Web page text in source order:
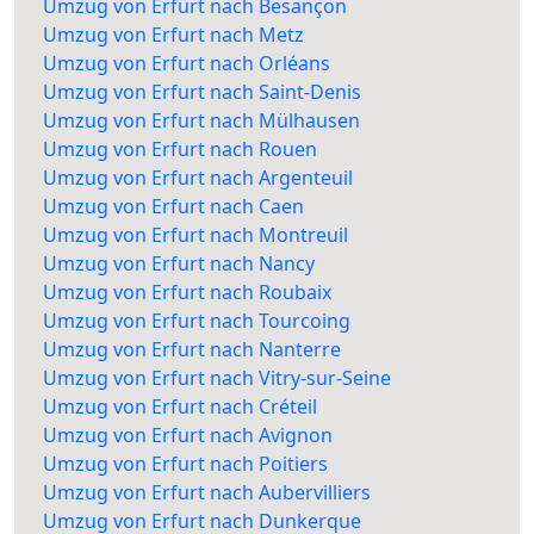
Umzug von Erfurt nach Besançon
Umzug von Erfurt nach Metz
Umzug von Erfurt nach Orléans
Umzug von Erfurt nach Saint-Denis
Umzug von Erfurt nach Mülhausen
Umzug von Erfurt nach Rouen
Umzug von Erfurt nach Argenteuil
Umzug von Erfurt nach Caen
Umzug von Erfurt nach Montreuil
Umzug von Erfurt nach Nancy
Umzug von Erfurt nach Roubaix
Umzug von Erfurt nach Tourcoing
Umzug von Erfurt nach Nanterre
Umzug von Erfurt nach Vitry-sur-Seine
Umzug von Erfurt nach Créteil
Umzug von Erfurt nach Avignon
Umzug von Erfurt nach Poitiers
Umzug von Erfurt nach Aubervilliers
Umzug von Erfurt nach Dunkerque